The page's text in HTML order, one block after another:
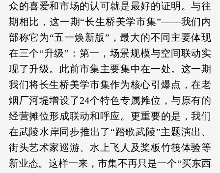
众的喜爱和市场的认可就是最好的证明。与往
期相比，这一期“长生桥美学市集”——我们内
部称它为“五一焕新版”，最大的不同主要体现
在三个“升级”：第一，场景规模与空间联动实
现了升级。此前市集主要集中在一处。这一期
我们将长生桥美学市集作为核心引爆点，在老
烟厂河堤增设了24个特色专属摊位，与原有的
经营摊位形成联动和呼应。更重要的是，我们
在武陵水岸同步推出了“踏歌武陵”主题演出、
街头艺术家巡游、水上飞人及桨板竹筏体验等
新业态。这样一来，市集不再只是一个“买东西